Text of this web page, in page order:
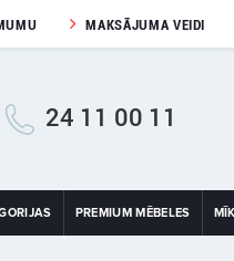
MAKSĀJUMA VEIDI
24 11 00 11
PREMIUM MĒBELES